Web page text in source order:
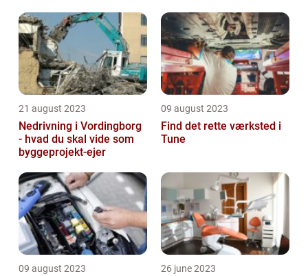
21 august 2023
Nedrivning i Vordingborg
- hvad du skal vide som
byggeprojekt-ejer
09 august 2023
Find det rette værksted i
Tune
09 august 2023 26 june 2023